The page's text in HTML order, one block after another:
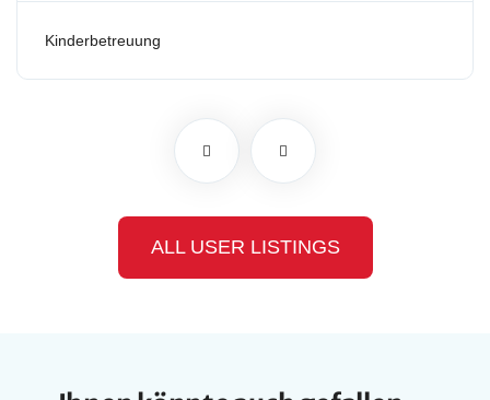
Kinderbetreuung
ALL USER LISTINGS